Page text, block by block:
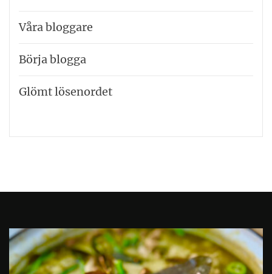
Våra bloggare
Börja blogga
Glömt lösenordet